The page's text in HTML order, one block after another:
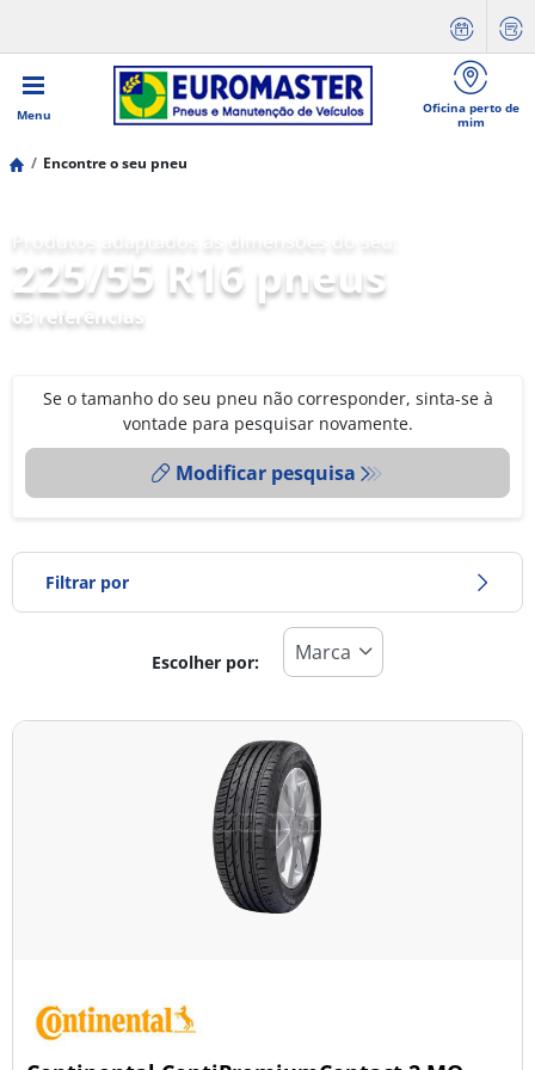
Menu
Oficina perto de
mim
Encontre o seu pneu
225/55 R16 pneus
63 referências
Se o tamanho do seu pneu não corresponder, sinta-se à
vontade para pesquisar novamente.
Modificar pesquisa
Filtrar por
Todos os tipos (63)
Todas as estações (10)
Ligeiro (63)
Escolher por: